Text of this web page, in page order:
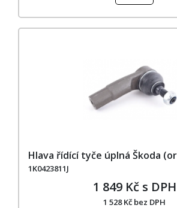
Hlava řídící tyče úplná Škoda
1K0423811J
1 849 Kč s DPH
1 528 Kč bez DPH